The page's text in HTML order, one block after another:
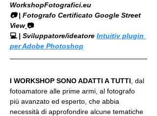
WorkshopFotografici.eu
📷 | Fotografo Certificato Google Street
View 📷
💻 | Sviluppatore/ideatore Intuitiv plugin
per Adobe Photoshop
I WORKSHOP SONO ADATTI A TUTTI , dal
fotoamatore alle prime armi, al fotografo
più avanzato ed esperto, che abbia
necessità di approfondire alcune tematiche